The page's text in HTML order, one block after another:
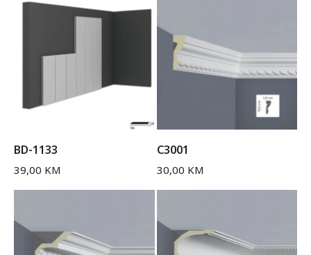
BD-1133
39,00 KM
C3001
30,00 KM